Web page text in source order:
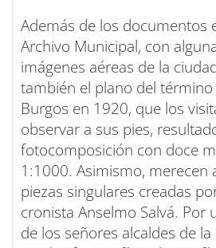
Además de los documentos
Archivo Municipal, con
imágenes aéreas de la
también el plano del
Burgos en 1920, que los
observar a sus pies,
fotocomposición con doce
1:1000. Asimismo, merecen
piezas singulares creadas
cronista Anselmo Salvá. Por
de los señores alcaldes de